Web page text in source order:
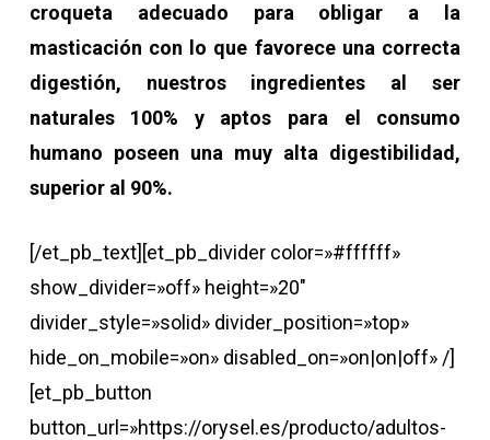
croqueta adecuado para obligar a la
masticación con lo que favorece una correcta
digestión, nuestros ingredientes al ser
naturales 100% y aptos para el consumo
humano poseen una muy alta digestibilidad,
superior al 90%.
[/et_pb_text][et_pb_divider color=»#ffffff»
show_divider=»off» height=»20″
divider_style=»solid» divider_position=»top»
hide_on_mobile=»on» disabled_on=»on|on|off» /]
[et_pb_button
button_url=»https://orysel.es/producto/adultos-